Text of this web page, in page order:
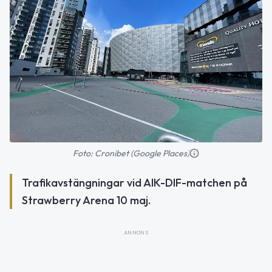
Foto: Cronibet (Google Places)
Trafikavstängningar vid AIK-DIF-matchen på
Strawberry Arena 10 maj.
ANNONS